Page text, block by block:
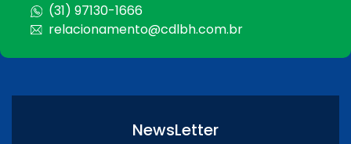
(31) 97130-1666
relacionamento@cdlbh.com.br
NewsLetter